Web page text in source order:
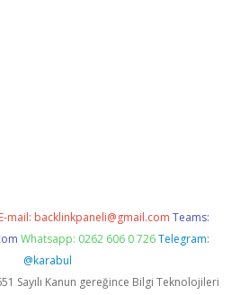
E-mail: backlinkpaneli@gmail.com Teams:
Whatsapp: 0262 606 0 726 Telegram:
@karabul
Sayılı Kanun gereğince Bilgi Teknolojileri